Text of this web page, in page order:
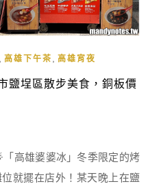
高雄下午茶 高雄宵夜
鹽埕區散步美食，銅板價
高雄婆婆冰」冬季限定的烤
就擺在店外！某天晚上在鹽